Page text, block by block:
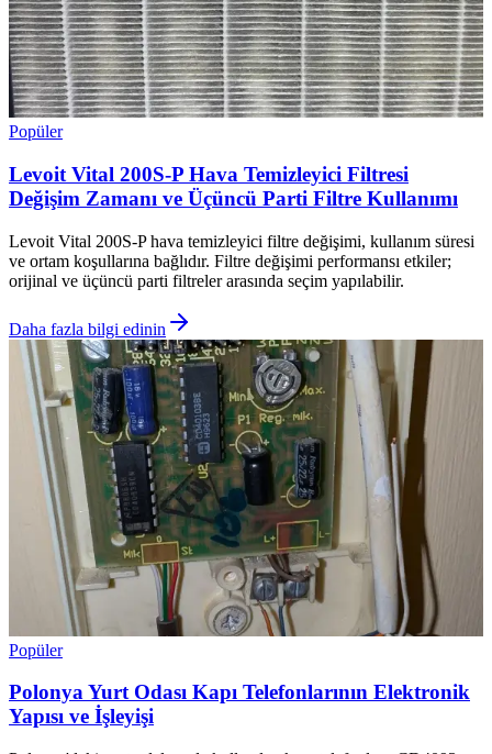
Popüler
Levoit Vital 200S-P Hava Temizleyici Filtresi
Değişim Zamanı ve Üçüncü Parti Filtre Kullanımı
Levoit Vital 200S-P hava temizleyici filtre değişimi, kullanım süresi
ve ortam koşullarına bağlıdır. Filtre değişimi performansı etkiler;
orijinal ve üçüncü parti filtreler arasında seçim yapılabilir.
Daha fazla bilgi edinin
Popüler
Polonya Yurt Odası Kapı Telefonlarının Elektronik
Yapısı ve İşleyişi